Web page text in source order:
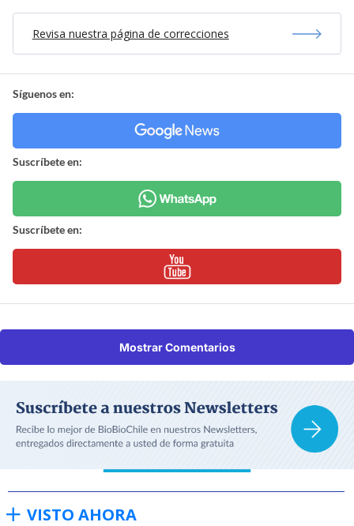
Revisa nuestra página de correcciones
Síguenos en:
Suscríbete en:
Suscríbete en:
Mostrar Comentarios
VISTO AHORA